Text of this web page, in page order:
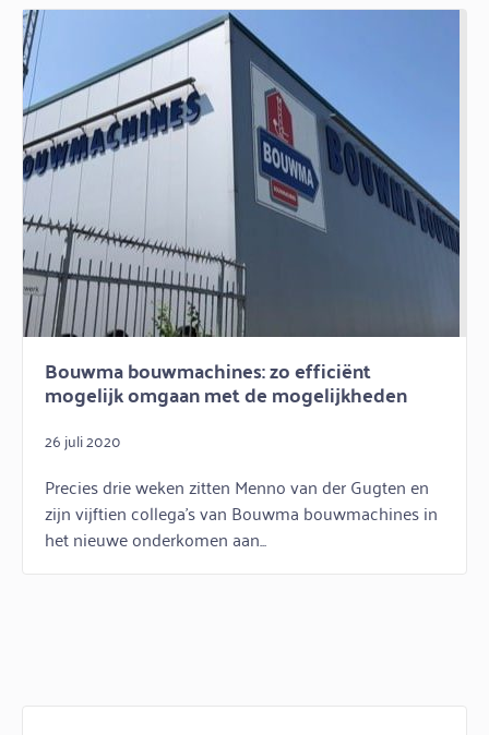
Bouwma bouwmachines: zo efficiënt
mogelijk omgaan met de mogelijkheden
26 juli 2020
Precies drie weken zitten Menno van der Gugten en
zijn vijftien collega’s van Bouwma bouwmachines in
het nieuwe onderkomen aan...